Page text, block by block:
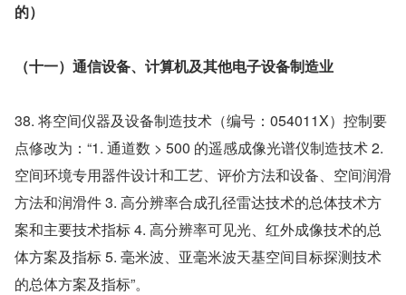
的）
（十一）通信设备、计算机及其他电子设备制造业
38. 将空间仪器及设备制造技术（编号：054011X）控制要
点修改为：“1. 通道数 > 500 的遥感成像光谱仪制造技术 2.
空间环境专用器件设计和工艺、评价方法和设备、空间润滑
方法和润滑件 3. 高分辨率合成孔径雷达技术的总体技术方
案和主要技术指标 4. 高分辨率可见光、红外成像技术的总
体方案及指标 5. 毫米波、亚毫米波天基空间目标探测技术
的总体方案及指标”。